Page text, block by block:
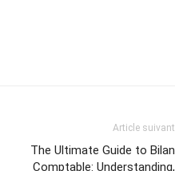
Article suivant
The Ultimate Guide to Bilan
Comptable: Understanding,